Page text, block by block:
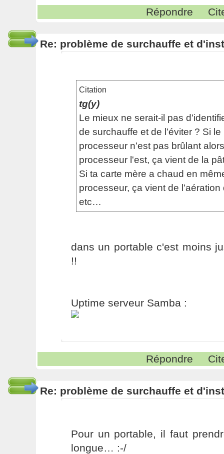
Répondre
Re: problème de surchauffe et
Citation
tg(y)
Le mieux ne serait-il pas
de surchauffe et de l'éviter ? Si le
processeur n'est pas brûlant
processeur l'est, ça vient de la
Si ta carte mère a chaud en
processeur, ça vient de l'aération
etc…
dans un portable c'est moins
!!
Uptime serveur Samba :
Répondre
Re: problème de surchauffe et
Pour un portable, il faut
longue… :-/